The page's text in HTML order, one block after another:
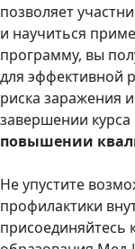
позволяет
и научиться
программу, вы
для эффективной
риска заражения
завершении курса
повышении
Не упустите
профилактики
присоединяйтесь